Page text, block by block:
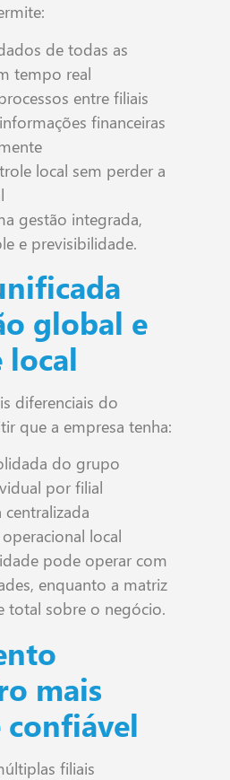
de todas as
tempo real
entre filiais
financeiras
local sem perder a
gestão integrada,
e previsibilidade.
global e
diferenciais do
que a empresa tenha:
do grupo
por filial
centralizada
local
pode operar com
enquanto a matriz
total sobre o negócio.
mais
filiais